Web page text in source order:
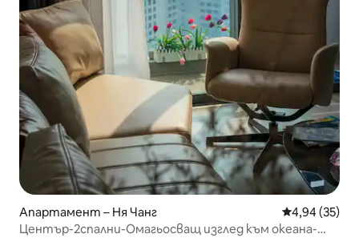
Апартамент – Ня Чанг Средна
4,94 (35)
Център-2спални-Омагьосващ изглед към океана-